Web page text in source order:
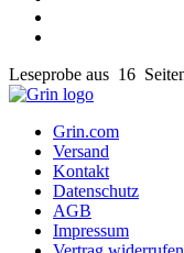
Leseprobe aus 16
Grin.com
Versand
Kontakt
Datenschutz
AGB
Impressum